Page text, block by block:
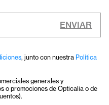
ENVIAR
, junto con nuestra Política
generales y
o promociones de Opticalia o de